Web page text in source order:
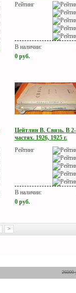
Рейтинг
В наличии:
0 руб.
Цейтлин В. Связь. В
частях. 1926, 1925 г.
Рейтинг
В наличии:
0 руб.
>
26000